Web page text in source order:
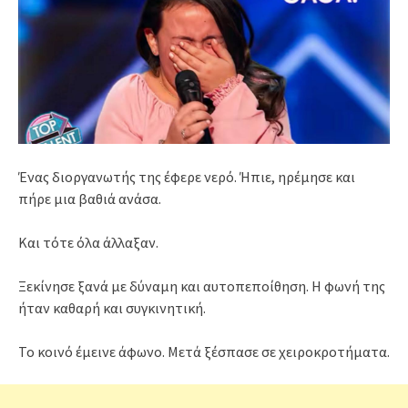
Ένας διοργανωτής της έφερε νερό. Ήπιε, ηρέμησε και
πήρε μια βαθιά ανάσα.
Και τότε όλα άλλαξαν.
Ξεκίνησε ξανά με δύναμη και αυτοπεποίθηση. Η φωνή της
ήταν καθαρή και συγκινητική.
Το κοινό έμεινε άφωνο. Μετά ξέσπασε σε χειροκροτήματα.